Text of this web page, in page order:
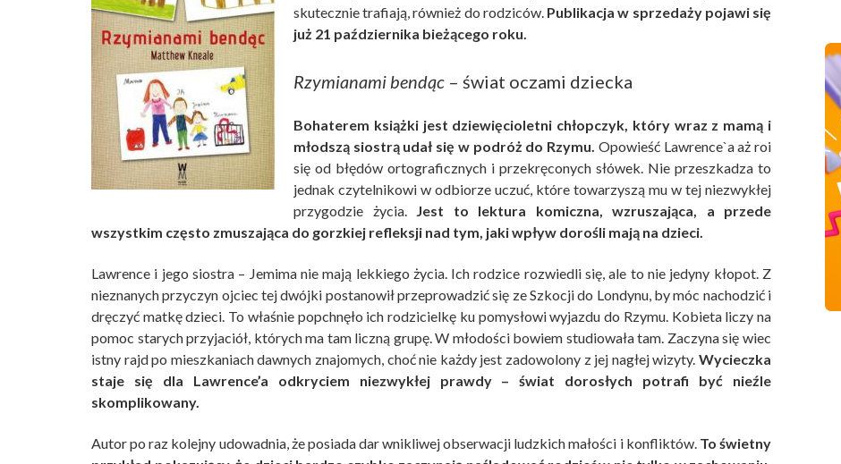
skutecznie trafiają, również do rodziców.Publikacja w sprzedaży pojawi się
już 21 października bieżącego roku.
Rzymianami bendąc – świat oczami dziecka
Bohaterem książki jest dziewięcioletni chłopczyk, który wraz z mamą i
młodszą siostrą udał się w podróż do Rzymu. Opowieść Lawrence`a aż roi
się od błędów ortograficznych i przekręconych słówek. Nie przeszkadza to
jednak czytelnikowi w odbiorze uczuć, które towarzyszą mu w tej niezwykłej
przygodzie życia. Jest to lektura komiczna, wzruszająca, a przede
wszystkim często zmuszająca do gorzkiej refleksji nad tym, jaki wpływ dorośli mają na dzieci.
Lawrence i jego siostra – Jemima nie mają lekkiego życia. Ich rodzice rozwiedli się, ale to nie jedyny kłopot. Z
nieznanych przyczyn ojciec tej dwójki postanowił przeprowadzić się ze Szkocji do Londynu, by móc nachodzić i
dręczyć matkę dzieci. To właśnie popchnęło ich rodzicielkę ku pomysłowi wyjazdu do Rzymu. Kobieta liczy na
pomoc starych przyjaciół, których ma tam liczną grupę. W młodości bowiem studiowała tam. Zaczyna się wiec
istny rajd po mieszkaniach dawnych znajomych, choć nie każdy jest zadowolony z jej nagłej wizyty. Wycieczka
staje się dla Lawrence’a odkryciem niezwykłej prawdy – świat dorosłych potrafi być nieźle
skomplikowany.
Autor po raz kolejny udowadnia, że posiada dar wnikliwej obserwacji ludzkich małości i konfliktów. To świetny